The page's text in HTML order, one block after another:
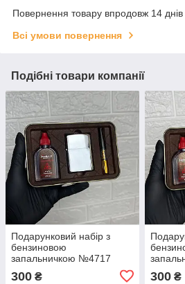
Повернення товару впродовж 14
Всі умови повернення
Подібні товари компанії
Подарунковий набір з
бензиновою
запальничкою №4717
300 ₴ 300₴